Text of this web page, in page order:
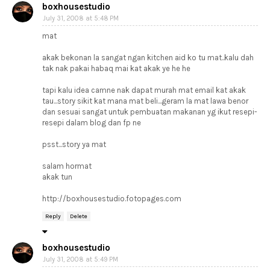
boxhousestudio
July 31, 2008 at 5:48 PM
mat
akak bekonan la sangat ngan kitchen aid ko tu mat..kalu dah
tak nak pakai habaq mai kat akak ye he he
tapi kalu idea camne nak dapat murah mat email kat akak
tau...story sikit kat mana mat beli...geram la mat lawa benor
dan sesuai sangat untuk pembuatan makanan yg ikut resepi-
resepi dalam blog dan fp ne
psst...story ya mat
salam hormat
akak tun
http://boxhousestudio.fotopages.com
Reply Delete
boxhousestudio
July 31, 2008 at 5:49 PM